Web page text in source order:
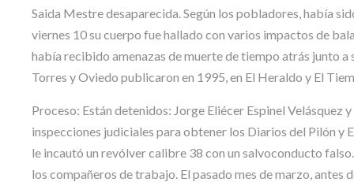
Saida Mestre desaparecida. Según los pobladores, había
viernes 10 su cuerpo fue hallado con varios impactos de
había recibido amenazas de muerte de tiempo atrás junto
Torres y Oviedo publicaron en 1995, en El Heraldo y El
Proceso: Están detenidos: Jorge Eliécer Espinel Velásquez
inspecciones judiciales para obtener los Diarios del Pilón y
le incautó un revólver calibre 38 con un salvoconducto
los compañeros de trabajo. El pasado mes de marzo,